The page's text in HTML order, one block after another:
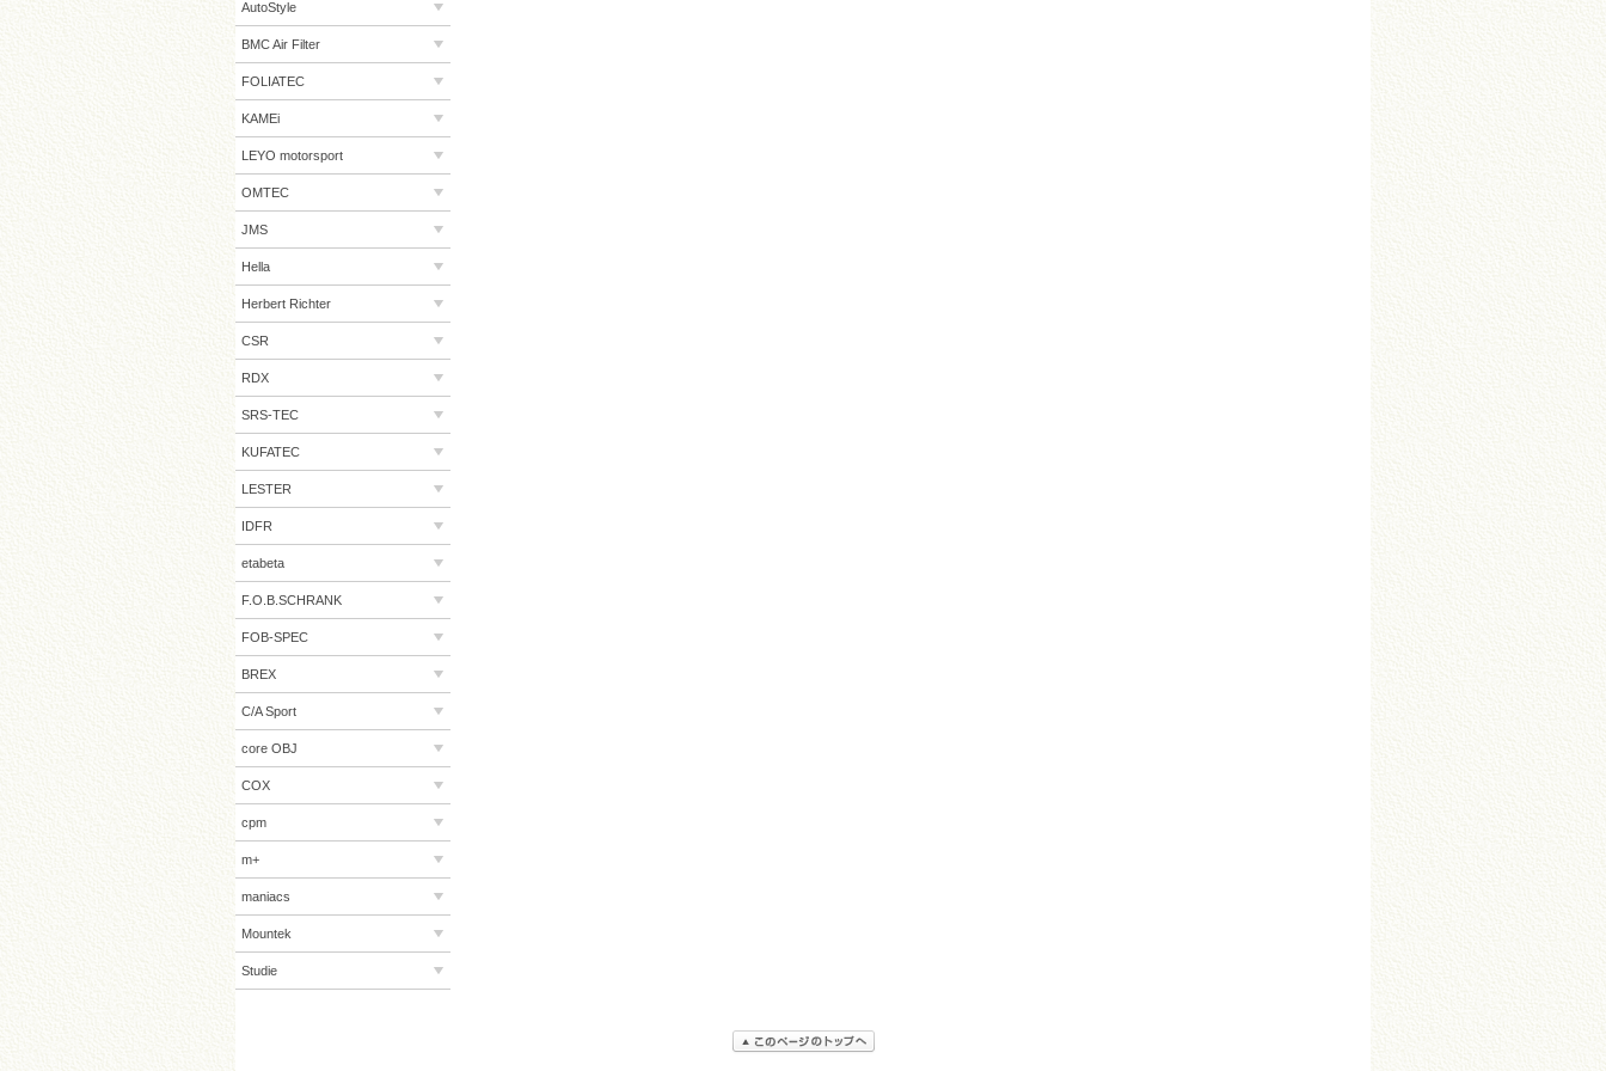
AutoStyle
BMC Air Filter
FOLIATEC
KAMEi
LEYO motorsport
OMTEC
JMS
Hella
Herbert Richter
CSR
RDX
SRS-TEC
KUFATEC
LESTER
IDFR
etabeta
F.O.B.SCHRANK
FOB-SPEC
BREX
C/A Sport
core OBJ
COX
cpm
m+
maniacs
Mountek
Studie